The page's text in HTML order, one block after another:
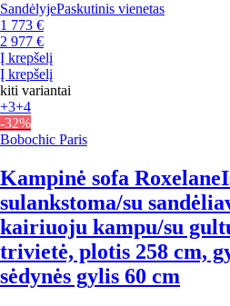
SandėlyjePaskutinis vienetas
1 773 €
2 977 €
Į krepšelį
Į krepšelį
kiti variantai
+3+4
-32%
Bobochic Paris
Kampinė sofa Roxelane
sulankstoma/su
kairiuoju kampu/su
trivietė, plotis 258 cm,
sėdynės gylis 60 cm